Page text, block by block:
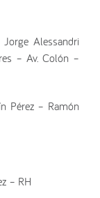
Alessandri
– Av. Colón –
Pérez – Ramón
– RH